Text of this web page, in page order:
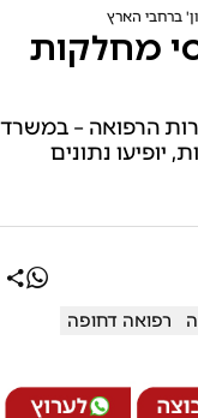
ברחבי הארץ
מחלקות
הרפואה – במשרד
יופיעו נתונים
רפואה דחופה